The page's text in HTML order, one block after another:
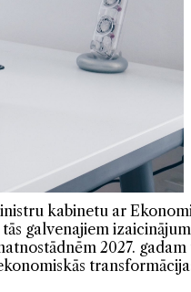
kabinetu ar
galvenajiem
2027.